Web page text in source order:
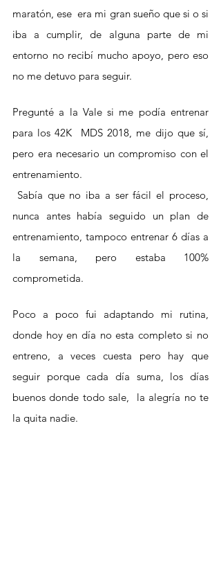
maratón, ese  era mi gran sueño que si o si
iba a cumplir, de alguna parte de mi
entorno no recibí mucho apoyo, pero eso
no me detuvo para seguir.
Pregunté a la Vale si me podía entrenar
para los 42K  MDS 2018, me dijo que sí,
pero era necesario un compromiso con el
entrenamiento.
nunca antes había seguido un plan de
entrenamiento, tampoco entrenar 6 días a
la semana, pero estaba 100%
comprometida.
Poco a poco fui adaptando mi rutina,
donde hoy en día no esta completo si no
entreno, a veces cuesta pero hay que
seguir porque cada día suma, los días
buenos donde todo sale,  la alegría no te
la quita nadie.